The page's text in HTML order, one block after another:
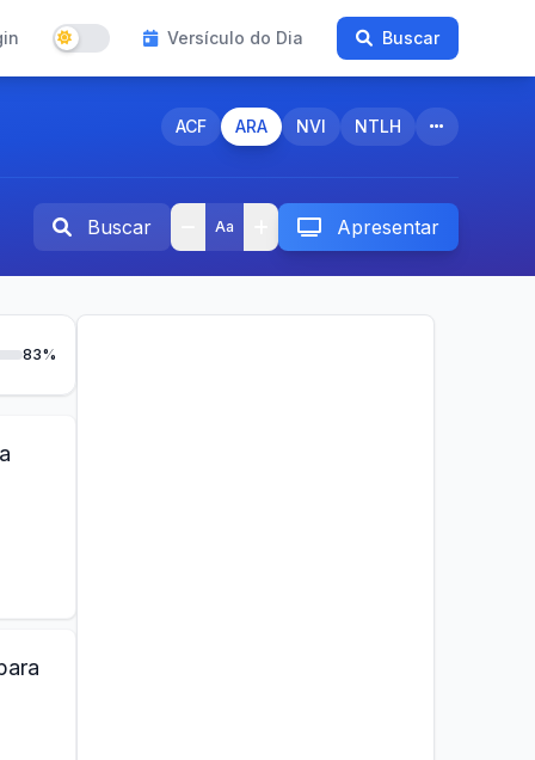
Versículo do Dia Buscar
ACF ARA NVI NTLH
Buscar Aa Apresentar
83%